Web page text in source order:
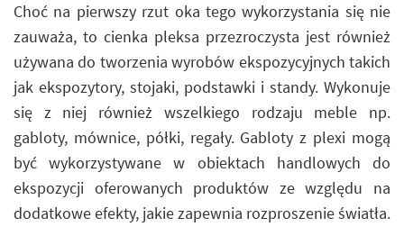
Choć na pierwszy rzut oka tego wykorzystania się nie
zauważa, to cienka pleksa przezroczysta jest również
używana do tworzenia wyrobów ekspozycyjnych takich
jak ekspozytory, stojaki, podstawki i standy. Wykonuje
się z niej również wszelkiego rodzaju meble np.
gabloty, mównice, półki, regały. Gabloty z plexi mogą
być wykorzystywane w obiektach handlowych do
ekspozycji oferowanych produktów ze względu na
dodatkowe efekty, jakie zapewnia rozproszenie światła.